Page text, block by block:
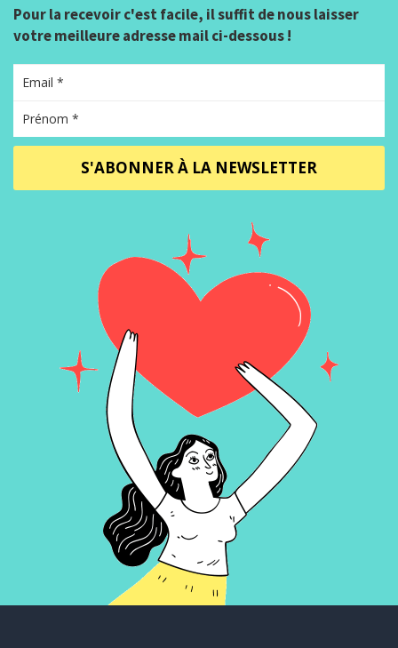
Pour la recevoir c'est facile, il suffit de nous laisser
votre meilleure adresse mail ci-dessous !
S'ABONNER À LA NEWSLETTER